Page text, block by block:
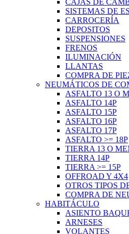
CAJAS DE
SISTEMAS DE
CARROCERÍA
DEPOSITOS
SUSPENSIONES
FRENOS
ILUMINACIÓN
LLANTAS
COMPRA DE
NEUMÁTICOS DE
ASFALTO 13 O
ASFALTO 14P
ASFALTO 15P
ASFALTO 16P
ASFALTO 17P
ASFALTO >= 18P
TIERRA 13 O
TIERRA 14P
TIERRA >= 15P
OFFROAD Y 4X4
OTROS TIPOS
COMPRA DE
HABITÁCULO
ASIENTO
ARNESES
VOLANTES